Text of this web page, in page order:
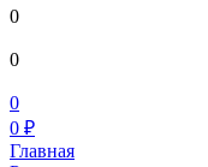
0
0
0
0 ₽
Главная